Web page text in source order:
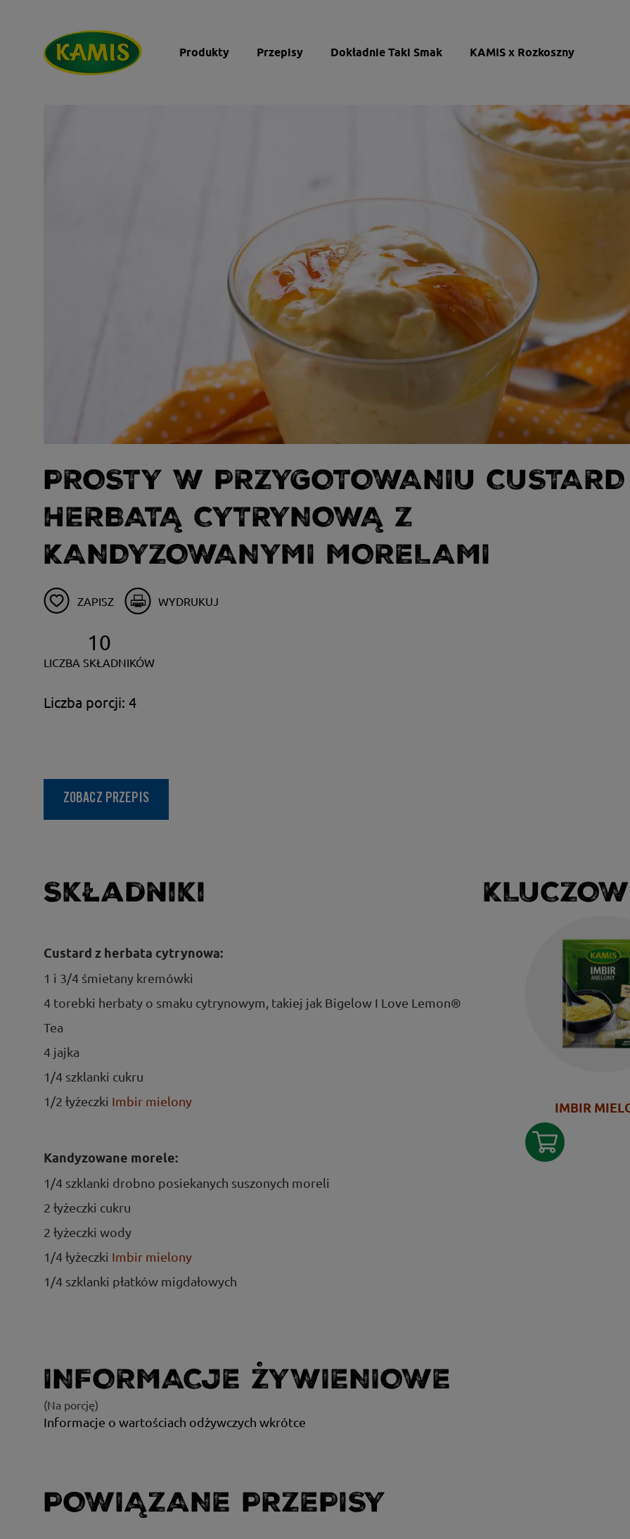
Produkty Przepisy Dokładnie Taki Smak KAMIS x Rozkoszny
PROSTY W PRZYGOTOWANIU
HERBATĄ CYTRYNOWĄ Z
KANDYZOWANYMI MORELAMI
ZAPISZ WYDRUKUJ
10
LICZBA SKŁADNIKÓW
Liczba porcji: 4
ZOBACZ PRZEPIS
Składniki
Custard z herbatą cytrynową:
1 i 3/4 śmietany kremówki
4 torebki herbaty o smaku cytrynowym, takiej jak Bigelow I Love Lemon®
Tea
4 jajka
1/4 szklanki cukru
1/2 łyżeczki Imbir mielony
Kandyzowane morele:
1/4 szklanki drobno posiekanych suszonych moreli
2 łyżeczki cukru
2 łyżeczki wody
1/4 łyżeczki Imbir mielony
1/4 szklanki płatków migdałowych
IMBIR
INFORMACJE ŻYWIENIOWE
(Na porcję)
Informacje o wartościach odżywczych wkrótce
POWIĄZANE PRZEPISY